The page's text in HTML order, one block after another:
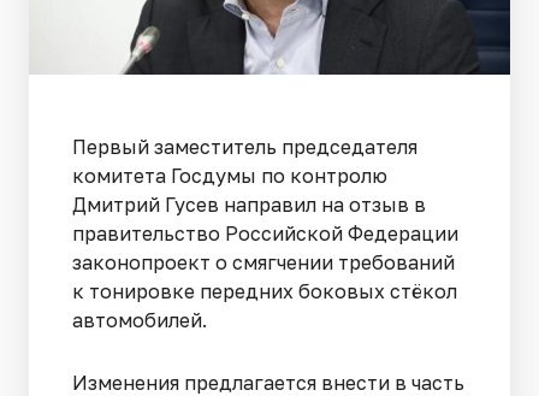
Первый заместитель председателя
комитета Госдумы по контролю
Дмитрий Гусев направил на отзыв в
правительство Российской Федерации
законопроект о смягчении требований
к тонировке передних боковых стёкол
автомобилей.
Изменения предлагается внести в часть